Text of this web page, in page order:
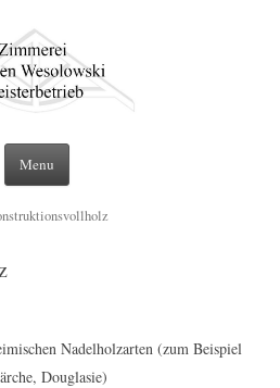
Menu
Skip to content
Nadelholzarten (zum Beispiel
Douglasie)